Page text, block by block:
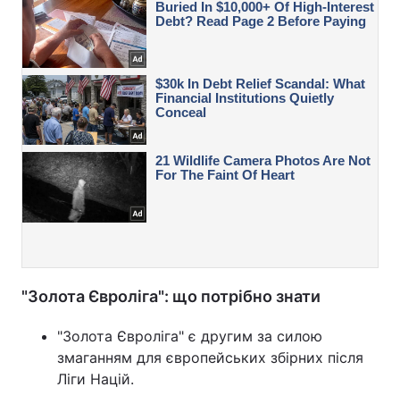
"Золота Євроліга": що потрібно знати
"Золота Євроліга" є другим за силою
змаганням для європейських збірних після
Ліги Націй.